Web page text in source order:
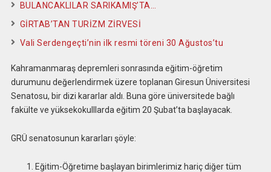
BULANCAKLILAR SARIKAMIŞ’TA…
GİRTAB’TAN TURİZM ZİRVESİ
Vali Serdengeçti’nin ilk resmi töreni 30 Ağustos’tu
Kahramanmaraş depremleri sonrasında eğitim-öğretim
durumunu değerlendirmek üzere toplanan Giresun Üniversitesi
Senatosu, bir dizi kararlar aldı. Buna göre üniversitede bağlı
fakülte ve yüksekokulllarda eğitim 20 Şubat’ta başlayacak.
GRÜ senatosunun kararları şöyle:
Eğitim-Öğretime başlayan birimlerimiz hariç diğer tüm